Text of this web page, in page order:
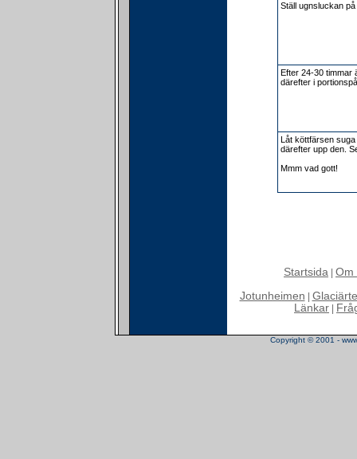
Ställ ugnsluckan
Efter 24-30 timmar
därefter i
Låt köttfärsen
därefter upp den.
Mmm vad gott!
Startsida Om
Jotunheimen
Länkar
Copyright © 2001 -